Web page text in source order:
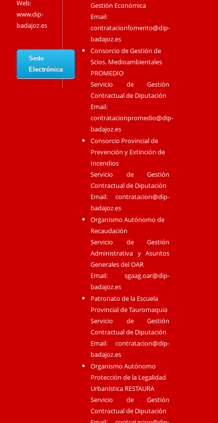
Web:
www.dip-
badajoz.es
Sede
Electrónica
Gestión Económica
Email:
contratacionfomento@dip-
badajoz.es
Consorcio de Gestión de
Scios. Medioambientales
PROMEDIO
Servicio de Gestión
Contractual de Diputación
Email:
contratacionpromedio@dip-
badajoz.es
Consorcio Provincial de
Prevención y Extinción de
Incendios
Servicio de Gestión
Contractual de Diputación
Email:contratacion@dip-
badajoz.es
Organismo Autónomo de
Recaudación
Servicio de Gestión
Administrativa y Asuntos
Generales del OAR
Email:sgaag.oar@dip-
badajoz.es
Patronato de la Escuela
Provincial de Tauromaquia
Servicio de Gestión
Contractual de Diputación
Email:contratacion@dip-
badajoz.es
Organismo Autónomo
Protección de la Legalidad
Urbanística RESTAURA
Servicio de Gestión
Contractual de Diputación